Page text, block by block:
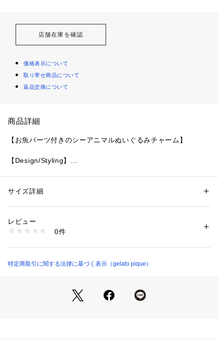
店舗在庫を確認
価格表示について
取り寄せ商品について
返品交換について
商品詳細
【お魚パーツ付きのシーアニマルぬいぐるみチャーム】
【Design/Styling】
ンなど、シリーズ共通の海の生き物たちを、ふわふわのぬいぐ
ツが付属。バッグのハンドルなど、お好みの場所に付けてお楽
しみください。色はクリーム（シロクマ）、オフホワイト（ア
貨と合わせたり、ギフトにもおすすめのアイテムです。
※照明の関係により、実際よりも色味が違って見える場合があ
性別：レディース
リー
生産国：中国
1620100023165
サイズ詳細
レビュー
0件
特定商取引に関する法律に基づく表示（gelato pique）